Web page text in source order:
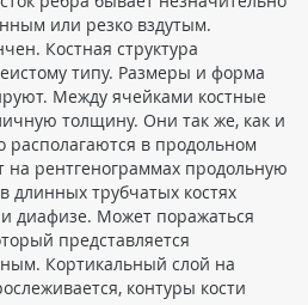
или резко вздутым.
Костная структура
типу. Размеры и форма
Между ячейками костные
толщину. Они так же, как и
в продольном
на рентгенограммах продольную
длинных трубчатых костях
диафизе. Может поражаться
представляется
Кортикальный слой на
контуры кости